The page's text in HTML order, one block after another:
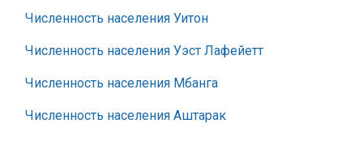
Численность населения Уитон
Численность населения Уэст Лафейетт
Численность населения Мбанга
Численность населения Аштарак